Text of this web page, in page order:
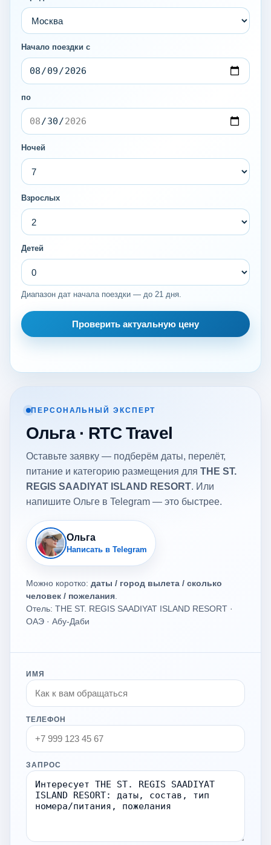
Начало поездки с
по
Ночей
Взрослых
Детей
Диапазон дат начала поездки — до 21 дня.
Проверить актуальную цену
ПЕРСОНАЛЬНЫЙ ЭКСПЕРТ
Ольга · RTC Travel
Оставьте заявку — подберём даты, перелёт,
питание и категорию размещения для THE ST.
REGIS SAADIYAT ISLAND RESORT. Или
напишите Ольге в Telegram — это быстрее.
Ольга
Написать в Telegram
Можно коротко: даты / город вылета / сколько
человек / пожелания
Отель: THE ST. REGIS SAADIYAT ISLAND RESORT ·
ОАЭ · Абу-Даби
ИМЯ
ТЕЛЕФОН
ЗАПРОС